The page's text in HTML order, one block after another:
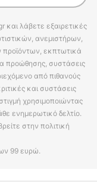
και λάβετε εξαιρετικές
ανεμιστήρων,
εκπτωτικά
προώθησης, συστάσεις
από πιθανούς
και συστάσεις
χρησιμοποιώντας
ενημερωτικό δελτίο.
στην πολιτική
99 ευρώ.